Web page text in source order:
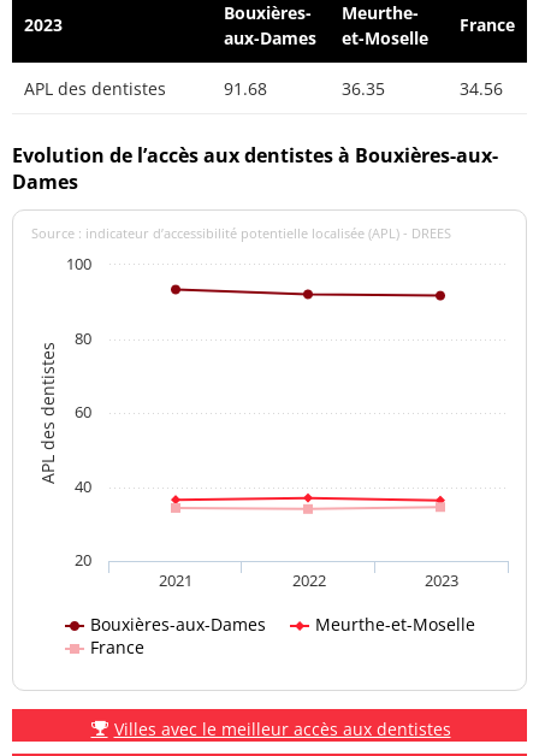
2023
Bouxières-
aux-Dames
Meurthe-
et-Moselle
France
APL des dentistes 91.68 36.35 34.56
Evolution de l’accès aux dentistes à Bouxières-aux-
Dames
APL des dentistes
Source : indicateur d’accessibilité potentielle localisée (APL) - DREES
Bouxières-aux-Dames
Meurthe-et-Moselle
France
2021 2022 2023
20
40
60
80
100
Villes avec le meilleur accès aux dentistes